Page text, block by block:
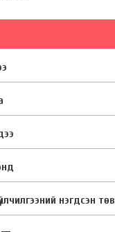
нэгдсэн төв